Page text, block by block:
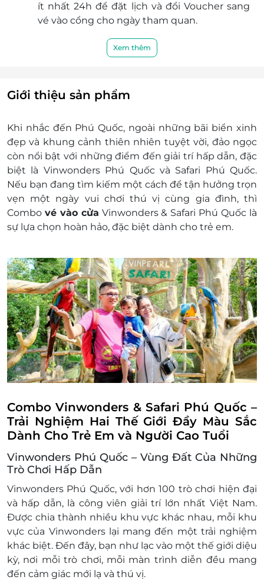
ít nhất 24h để đặt lịch và đổi Voucher sang
vé vào cổng cho ngày tham quan.
Quý khách (Ngày khởi hành, Địa điểm, quy
Lưu ý: Vé đã có ngày khởi hành thì sẽ không
Hoàn/ Hủy vì bất kỳ lý do nào.
Khách hàng cao từ 140cm: Tính vé người lớn
Khách hàng cao từ 100cm đến dưới 140cm:
Tính vé trẻ em
Khách hàng trên 60 tuổi: Tính vé người cao
tuổi
Đối với trẻ em dưới 1m, dưới 1 tuổi: Miễn phí
Xem thêm
Giới thiệu sản phẩm
Khi nhắc đến Phú Quốc, ngoài những bãi biển xinh
đẹp và khung cảnh thiên nhiên tuyệt vời, đảo ngọc
còn nổi bật với những điểm đến giải trí hấp dẫn, đặc
biệt là Vinwonders Phú Quốc và Safari Phú Quốc.
Nếu bạn đang tìm kiếm một cách để tận hưởng trọn
vẹn một ngày vui chơi thú vị cùng gia đình, thì
Combo vé vào cửa Vinwonders & Safari Phú Quốc là
sự lựa chọn hoàn hảo, đặc biệt dành cho trẻ em.
Combo Vinwonders & Safari Phú Quốc –
Trải Nghiệm Hai Thế Giới Đầy Màu Sắc
Dành Cho Trẻ Em và Người Cao Tuổi
Vinwonders Phú Quốc – Vùng Đất Của Những
Trò Chơi Hấp Dẫn
Vinwonders Phú Quốc, với hơn 100 trò chơi hiện đại
và hấp dẫn, là công viên giải trí lớn nhất Việt Nam.
Được chia thành nhiều khu vực khác nhau, mỗi khu
vực của Vinwonders lại mang đến một trải nghiệm
khác biệt. Đến đây, bạn như lạc vào một thế giới diệu
kỳ, nơi mỗi trò chơi, mỗi màn trình diễn đều mang
đến cảm giác mới lạ và thú vị.